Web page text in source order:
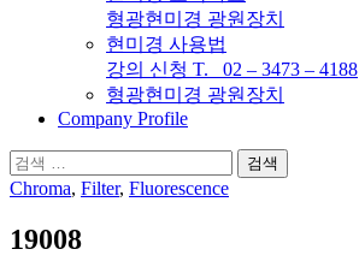
형광현미경 광원장치
현미경 사용법
강의 신청 T. 02 – 3473 – 4188
형광현미경 광원장치
Company Profile
검
색:
Chroma, Filter, Fluorescence
19008